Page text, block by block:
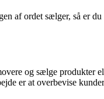
af ordet sælger, så er
og sælge produkter
er at overbevise